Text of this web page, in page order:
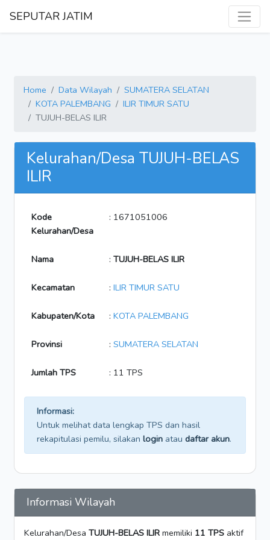
SEPUTAR JATIM
Home Data Wilayah
SUMATERA SELATAN
KOTA PALEMBANG
ILIR TIMUR SATU
TUJUH-BELAS ILIR
Kelurahan/Desa TUJUH-BELAS
ILIR
Kode
Kelurahan/Desa
: 1671051006
Nama : TUJUH-BELAS ILIR
Kecamatan : ILIR TIMUR SATU
Kabupaten/Kota : KOTA PALEMBANG
Provinsi : SUMATERA SELATAN
Jumlah TPS : 11 TPS
Informasi:
Untuk melihat data lengkap TPS dan hasil
rekapitulasi pemilu, silakan login atau daftar akun.
Informasi Wilayah
Kelurahan/Desa TUJUH-BELAS ILIR memiliki 11 TPS aktif